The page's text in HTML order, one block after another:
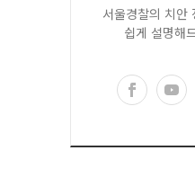
서울경찰의 치안
쉽게 설명해